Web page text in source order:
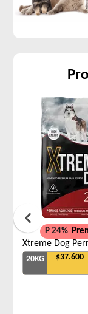
P 24%
Xtreme Dog
20KG $37.600